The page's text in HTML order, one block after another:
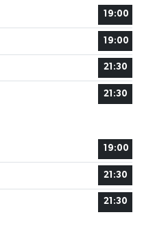
19:00
19:00
21:30
21:30
19:00
21:30
21:30